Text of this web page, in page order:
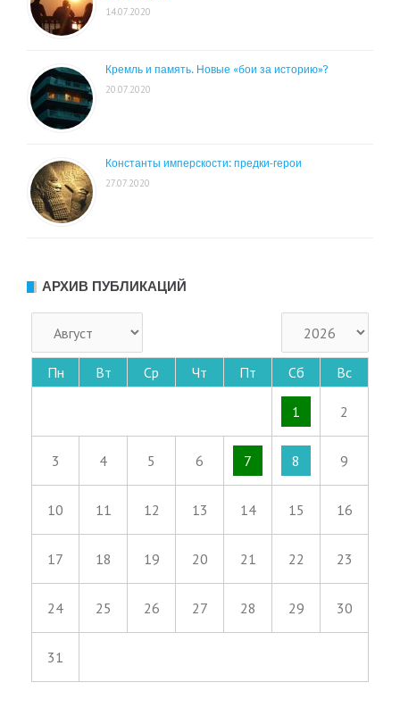
14.07.2020
Кремль и память. Новые «бои за историю»?
20.07.2020
Константы имперскости: предки-герои
27.07.2020
АРХИВ ПУБЛИКАЦИЙ
Пн Вт Ср Чт Пт Сб Вс
1 2
3 4 5 6 7 8 9
10 11 12 13 14 15 16
17 18 19 20 21 22 23
24 25 26 27 28 29 30
31